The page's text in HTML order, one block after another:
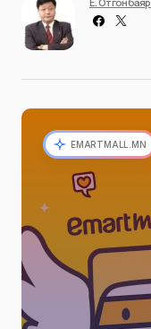
EMARTMALL.MN